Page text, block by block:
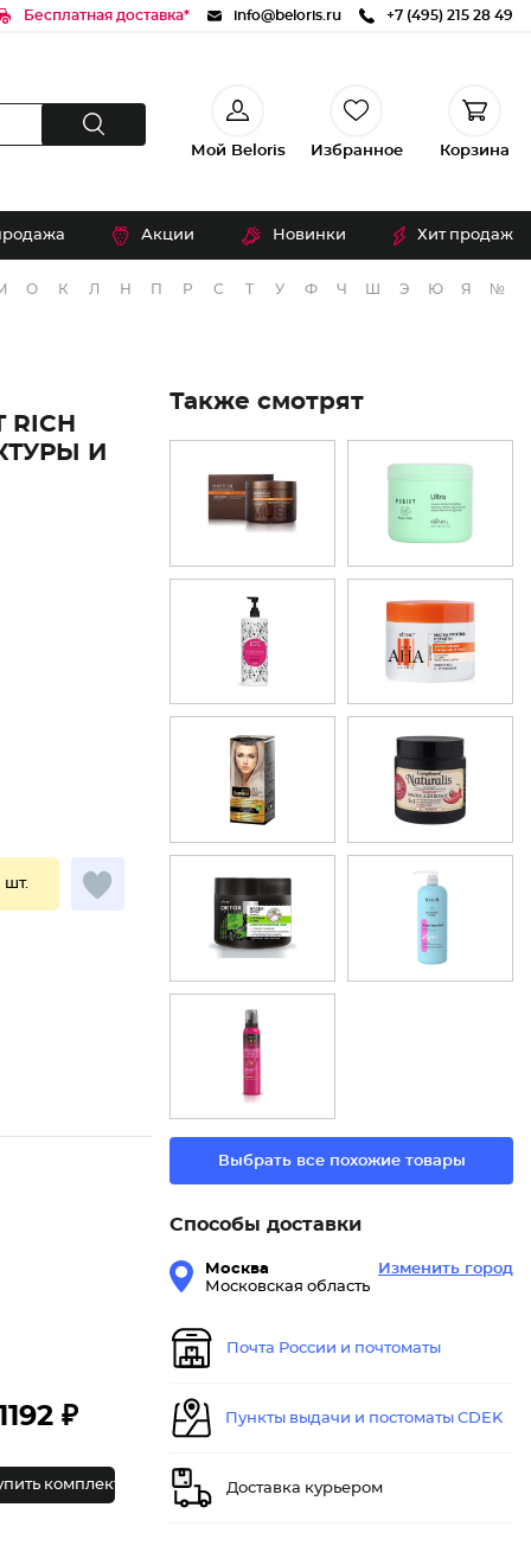
Бесплатная доставка* info@beloris.ru +7 (495) 215 28 49
Мой Beloris Избранное Корзина
Акции Новинки Хит продаж
О К Л Н П Р С Т У Ф Ч Э Ю Я №
И
шт.
₽
комплект
Также смотрят
Выбрать все похожие товары
Способы доставки
Москва
Московская область
Изменить город
Почта России и почтоматы
Пункты выдачи и постоматы CDEK
Доставка курьером